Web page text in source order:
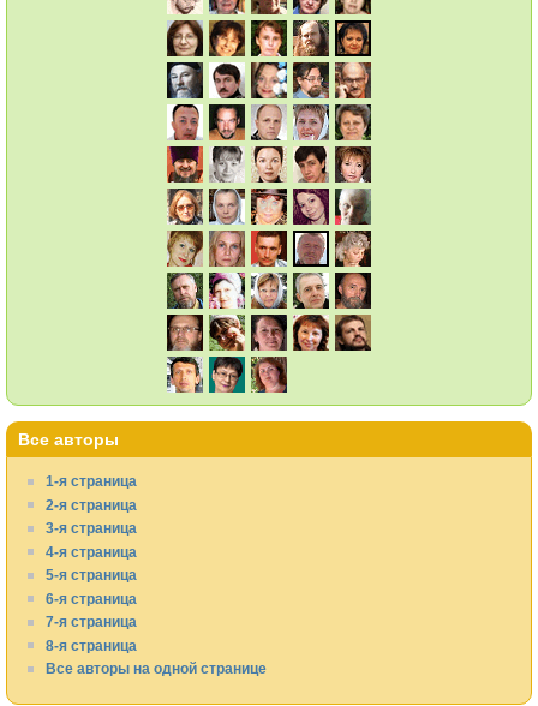
Все авторы
1-я страница
2-я страница
3-я страница
4-я страница
5-я страница
6-я страница
7-я страница
8-я страница
Все авторы на одной странице